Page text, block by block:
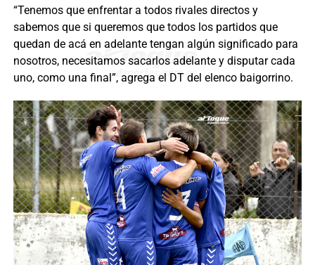
“Tenemos que enfrentar a todos rivales directos y
sabemos que si queremos que todos los partidos que
quedan de acá en adelante tengan algún significado para
nosotros, necesitamos sacarlos adelante y disputar cada
uno, como una final”, agrega el DT del elenco baigorrino.